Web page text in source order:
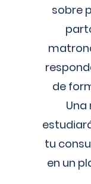
sobre
de
tu
en un